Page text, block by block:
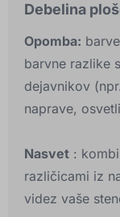
Debelina
Opomba:
barvne razlike
dejavnikov
naprave,
Nasvet :
različicami iz
videz vaše